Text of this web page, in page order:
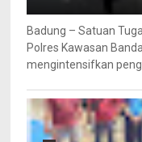
Badung – Satuan
Polres Kawasan
mengintensifkan